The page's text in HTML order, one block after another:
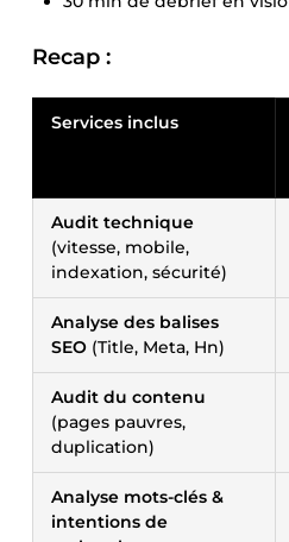
Recap :
Services inclus
Audit technique
(vitesse, mobile,
indexation, sécurité)
Analyse des balises
SEO (Title, Meta, Hn)
Audit du contenu
(pages pauvres,
duplication)
Analyse mots-clés &
intentions de